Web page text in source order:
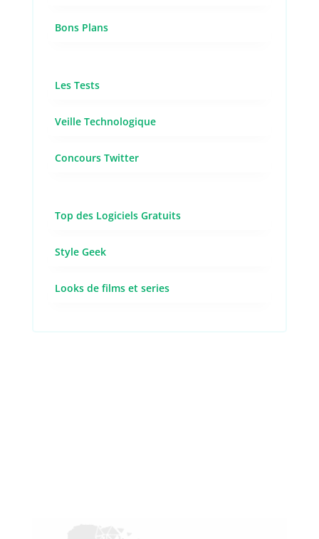
Bons Plans
Les Tests
Veille Technologique
Concours Twitter
Top des Logiciels Gratuits
Style Geek
Looks de films et series